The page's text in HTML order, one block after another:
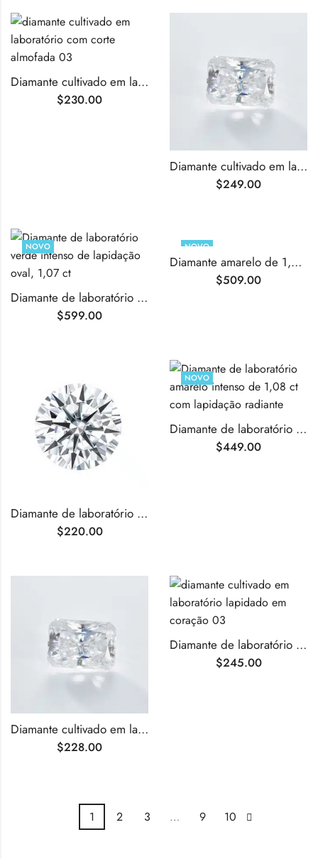
Diamante cultivado em laboratório com lapidação cushion F VS1 de 1,06 ct
$230.00
Diamante cultivado em laboratório com lapidação radiante D VVS2 de 1,07 ct
$249.00
NOVO
Diamante de laboratório verde intenso de lapidação oval, 1,07 ct
$599.00
NOVO
Diamante amarelo de 1,08 quilates, lapidação brilhante redonda, cultivado em laboratório.
$509.00
Diamante de laboratório de lapidação redonda G VS1 de 1,08 ct
$220.00
NOVO
Diamante de laboratório amarelo intenso de 1,08 ct com lapidação radiante
$449.00
Diamante cultivado em laboratório com lapidação radiante F VS1 de 1,09 ct
$228.00
Diamante de laboratório de 1,0 ct, cor D, pureza VS1, lapidação coração.
$245.00
1 2 3 … 9 10